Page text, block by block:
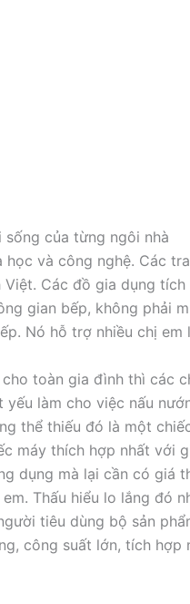
của từng ngôi nhà
và công nghệ. Các
Các đồ gia dụng tích
gian bếp, không phải
Nó hỗ trợ nhiều chị em
toàn gia đình thì các
làm cho việc nấu
thể thiếu đó là một
máy thích hợp nhất với
dụng mà lại cần có giá
Thấu hiểu lo lắng đó
tiêu dùng bộ sản
công suất lớn, tích hợp